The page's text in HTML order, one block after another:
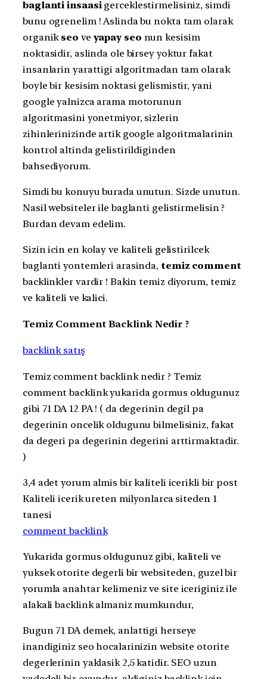
baglanti insaasi gerceklestirmelisiniz, simdi
bunu ogrenelim ! Aslinda bu nokta tam olarak
organik seo ve yapay seo nun kesisim
noktasidir, aslinda ole birsey yoktur fakat
insanlarin yarattigi algoritmadan tam olarak
boyle bir kesisim noktasi gelismistir, yani
google yalnizca arama motorunun
algoritmasini yonetmiyor, sizlerin
zihinlerinizinde artik google algoritmalarinin
kontrol altinda gelistirildiginden
bahsediyorum.
Simdi bu konuyu burada unutun. Sizde unutun.
Nasil websiteler ile baglanti gelistirmelisin ?
Burdan devam edelim.
Sizin icin en kolay ve kaliteli gelistirilcek
baglanti yontemleri arasinda, temiz comment
backlinkler vardir ! Bakin temiz diyorum, temiz
ve kaliteli ve kalici.
Temiz Comment Backlink Nedir ?
backlink satış
Temiz comment backlink nedir ? Temiz
comment backlink yukarida gormus oldugunuz
gibi 71 DA 12 PA ! ( da degerinin degil pa
degerinin oncelik oldugunu bilmelisiniz, fakat
da degeri pa degerinin degerini arttirmaktadir.
)
3,4 adet yorum almis bir kaliteli icerikli bir post
Kaliteli icerik ureten milyonlarca siteden 1
tanesi
comment backlink
Yukarida gormus oldugunuz gibi, kaliteli ve
yuksek otorite degerli bir websiteden, guzel bir
yorumla anahtar kelimeniz ve site iceriginiz ile
alakali backlink almaniz mumkundur,
Bugun 71 DA demek, anlattigi herseye
inandiginiz seo hocalarinizin website otorite
degerlerinin yaklasik 2,5 katidir. SEO uzun